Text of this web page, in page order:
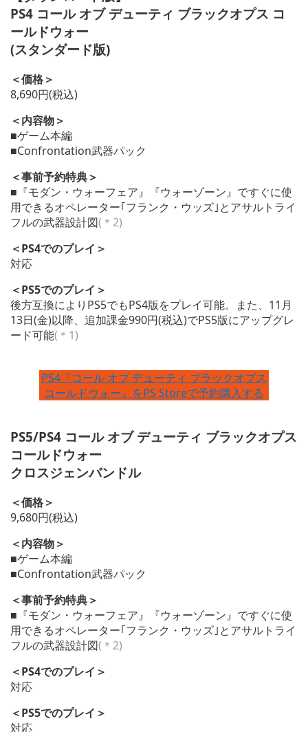
PS4 コール オブ デューティ ブラックオプス コ
ールドウォー
(スタンダード版)
＜価格＞
8,690円(税込)
＜内容物＞
■ゲーム本編
■Confrontation武器パック
＜事前予約特典＞
■『モダン・ウォーフェア』『ウォーゾーン』ですぐに使
用できるオペレーター｢フランク・ウッズ｣とアサルトライ
フルの武器設計図(＊2)
＜PS4でのプレイ＞
対応
＜PS5でのプレイ＞
後方互換によりPS5でもPS4版をプレイ可能。また、11月
13日(金)以降、追加課金990円(税込)でPS5版にアップグレ
ード可能(＊1)
PS4『コール オブ デューティ ブラックオプス
コールドウォー』をPS Storeで予約購入する
PS5/PS4 コール オブ デューティ ブラックオプス
コールドウォー
クロスジェンバンドル
＜価格＞
9,680円(税込)
＜内容物＞
■ゲーム本編
■Confrontation武器パック
＜事前予約特典＞
■『モダン・ウォーフェア』『ウォーゾーン』ですぐに使
用できるオペレーター｢フランク・ウッズ｣とアサルトライ
フルの武器設計図(＊2)
＜PS4でのプレイ＞
対応
＜PS5でのプレイ＞
対応